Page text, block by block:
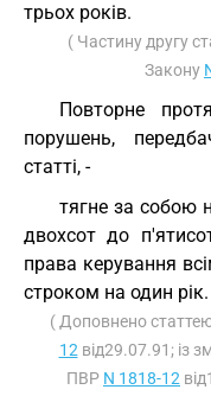
трьох років.
( Частину другу
Закону
Повторне
порушень,
статті, -
тягне за собою
двохсот до
права керування
строком на один рік.
( Доповнено
12 від29.07.91; із
ПВР N 1818-12